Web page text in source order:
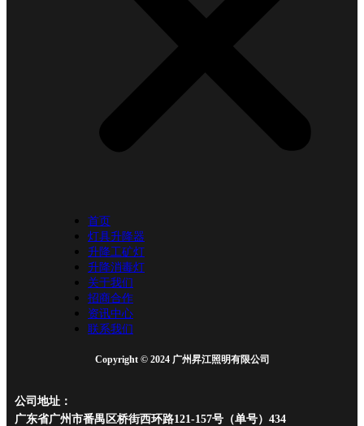
首页
灯具升降器
升降工矿灯
升降消毒灯
关于我们
招商合作
资讯中心
联系我们
Copyright © 2024 广州昇江照明有限公司
公司地址：
广东省广州市番禺区桥街西环路121-157号（单号）434